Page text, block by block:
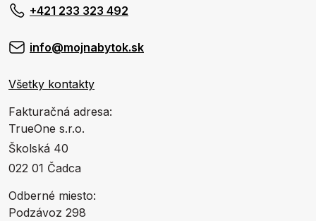
+421 233 323 492
info@mojnabytok.sk
Všetky kontakty
Fakturačná adresa:
TrueOne s.r.o.
Školská 40
022 01 Čadca
Odberné miesto:
Podzávoz 298